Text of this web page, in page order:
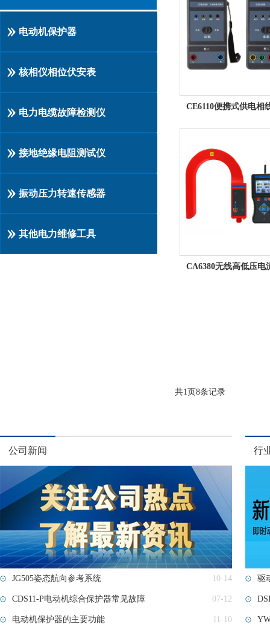
电动机保护器
核相仪相位伏安表
电力电缆故障检测仪
接地绝缘电阻测试仪
振动压力转速传感器
其他电力维修工具
共1页8条记录
公司新闻
JG505姿态航向参考系统 10-14
CDS11-P电动机综合保护器常见故障 07-12
电动机保护器的主要功能 11-10
行
驱